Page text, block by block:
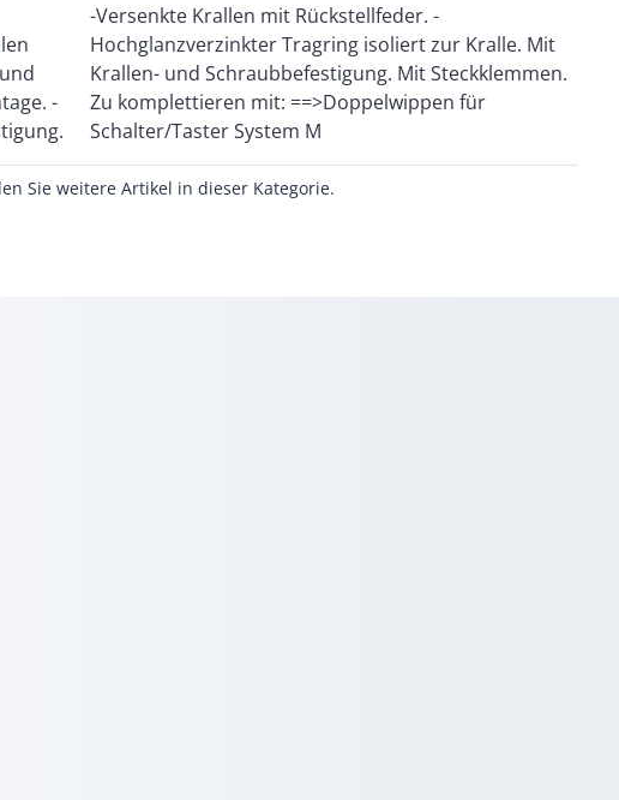
-
für
Schalter/Taster System M
Sie weitere Artikel in dieser Kategorie.